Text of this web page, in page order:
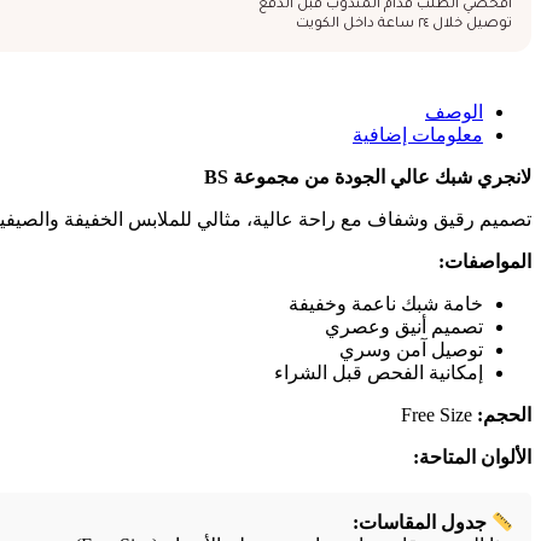
افحصي الطلب قدام المندوب قبل الدفع
توصيل خلال ٢٤ ساعة داخل الكويت
الوصف
معلومات إضافية
لانجري شبك عالي الجودة من مجموعة BS
تصميم رقيق وشفاف مع راحة عالية، مثالي للملابس الخفيفة
المواصفات:
خامة شبك ناعمة وخفيفة
تصميم أنيق وعصري
توصيل آمن وسري
إمكانية الفحص قبل الشراء
الحجم:
الألوان المتاحة:
جدول المقاسات: